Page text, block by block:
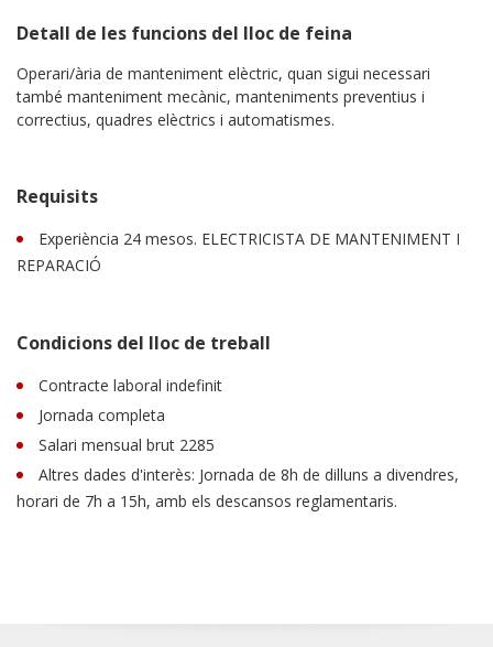
Detall de les funcions del lloc de feina
Operari/ària de manteniment elèctric, quan sigui necessari
també manteniment mecànic, manteniments preventius i
correctius, quadres elèctrics i automatismes.
Requisits
Experiència 24 mesos. ELECTRICISTA DE MANTENIMENT I
REPARACIÓ
Condicions del lloc de treball
Contracte laboral indefinit
Jornada completa
Salari mensual brut 2285
Altres dades d'interès: Jornada de 8h de dilluns a divendres,
horari de 7h a 15h, amb els descansos reglamentaris.